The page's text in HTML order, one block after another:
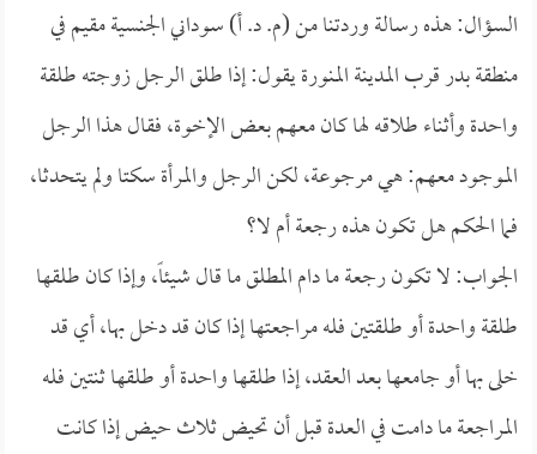
السؤال: هذه رسالة وردتنا من (م. د. أ) سوداني الجنسية مقيم في
منطقة بدر قرب المدينة المنورة يقول: إذا طلق الرجل زوجته طلقة
واحدة وأثناء طلاقه لها كان معهم بعض الإخوة، فقال هذا الرجل
الموجود معهم: هي مرجوعة، لكن الرجل والمرأة سكتا ولم يتحدثا،
فما الحكم هل تكون هذه رجعة أم لا؟
الجواب: لا تكون رجعة ما دام المطلق ما قال شيئاً، وإذا كان طلقها
طلقة واحدة أو طلقتين فله مراجعتها إذا كان قد دخل بها، أي قد
خلى بها أو جامعها بعد العقد، إذا طلقها واحدة أو طلقها ثنتين فله
المراجعة ما دامت في العدة قبل أن تحيض ثلاث حيض إذا كانت